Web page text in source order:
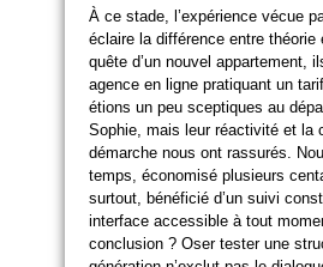
À ce stade, l’expérience vécue
éclaire la différence entre théorie
quête d’un nouvel appartement,
agence en ligne pratiquant un
étions un peu sceptiques au
Sophie, mais leur réactivité et la
démarche nous ont rassurés.
temps, économisé plusieurs
surtout, bénéficié d’un suivi
interface accessible à tout
conclusion ? Oser tester une